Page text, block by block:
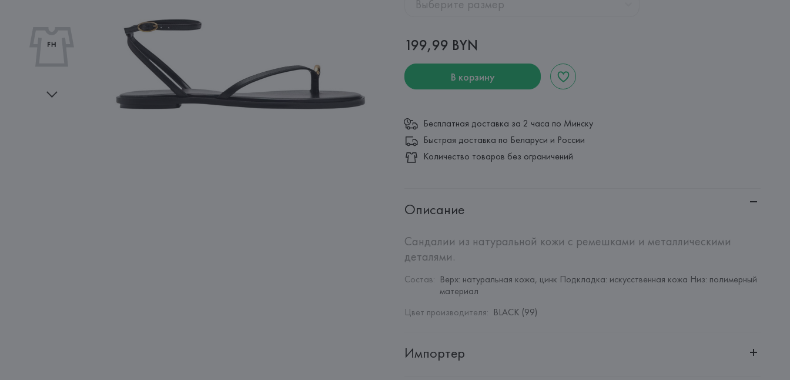
Выберите размер
199,99 BYN
В корзину
Бесплатная доставка за 2 часа по Минску
Быстрая доставка по Беларуси и России
Количество товаров без ограничений
Описание
Сандалии из натуральной кожи с ремешками и металлическими
деталями.
Состав: Верх: натуральная кожа, цинк Подкладка: искусственная кожа Низ: полимерный
материал
Цвет производителя: BLACK (99)
Импортер